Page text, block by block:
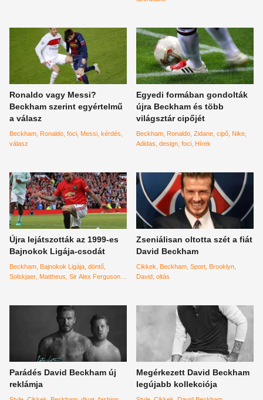
Ronaldo vagy Messi?
Beckham szerint egyértelmű
a válasz
Beckham Ronaldo foci Messi kérdés
válasz
Egyedi formában gondolták
újra Beckham és több
világsztár cipőjét
Beckham Ronaldo Zidane cipő Nike
Adidas design foci Hírek
Újra lejátszották az 1999-es
Bajnokok Ligája-csodát
Beckham Bajnokok Ligája döntő
Solskjaer Mattheus Sir Alex Ferguson
Zseniálisan oltotta szét a fiát
David Beckham
Cikkek Beckham Sport Brooklyn
David oltás
Parádés David Beckham új
reklámja
Megérkezett David Beckham
legújabb kollekciója